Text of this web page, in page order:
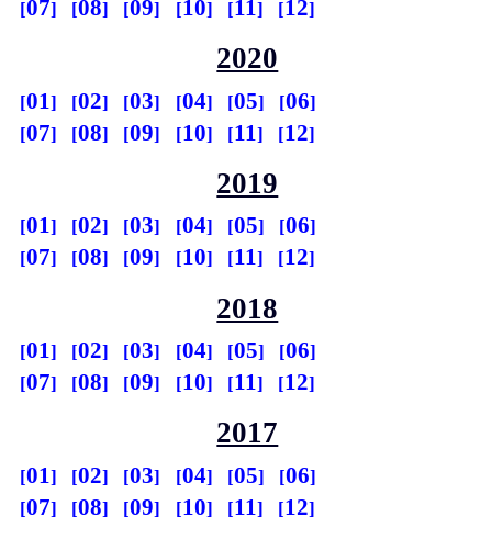
07 08 09 10 11 12
2020
01 02 03 04 05
06
07
08 09 10 11 12
2019
01 02 03 04 05
06
07
08 09 10 11 12
2018
01 02 03 04 05
06
07
08 09 10 11 12
2017
01 02 03 04 05
06
07
08 09 10 11 12